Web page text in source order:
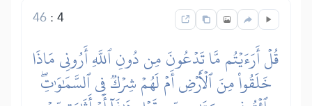
4
:
46
قُلۡ أَرَءَيۡتُم مَّا تَدۡعُونَ مِن دُونِ ٱللَّهِ أَرُونِي مَاذَا
خَلَقُواْ مِنَ ٱلۡأَرۡضِ أَمۡ لَهُمۡ شِرۡكٞ فِي ٱلسَّمَٰوَٰتِۖ